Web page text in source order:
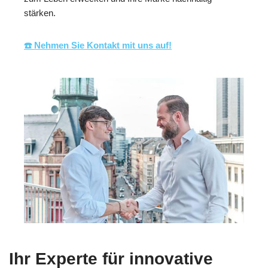
stärken.
☎️ Nehmen Sie Kontakt mit uns auf!
Ihr Experte für innovative